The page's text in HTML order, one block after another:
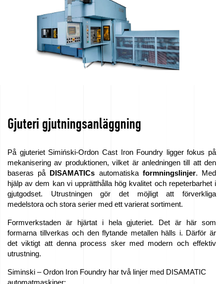
Gjuteri gjutningsanläggning
På gjuteriet Simiński-Ordon Cast Iron Foundry ligger fokus på
mekanisering av produktionen, vilket är anledningen till att den
baseras på
DISAMATICs automatiska formningslinjer. Med
hjälp av dem kan vi upprätthålla hög kvalitet och repeterbarhet i
gjutgodset. Utrustningen gör det möjligt att förverkliga
medelstora och stora serier med ett varierat sortiment.
Formverkstaden är hjärtat i hela gjuteriet. Det är här som
formarna tillverkas och den flytande metallen hälls i. Därför är
det viktigt att denna process sker med modern och effektiv
utrustning.
Siminski – Ordon Iron Foundry har två linjer med DISAMATIC